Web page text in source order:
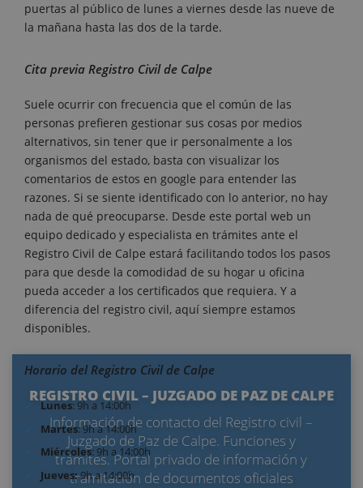
REGISTRO CIVIL – JUZGADO DE PAZ DE CALPE
Información de contacto del Registro civil –
Juzgado de Paz de Calpe. Funciones y
trámites. Portal privado de información y
tramitación de documentos oficiales
puertas al público de lunes a viernes desde las nueve de
la mañana hasta las dos de la tarde.
Cita previa Registro Civil de Calpe
Suele ocurrir con frecuencia que el común de las
personas prefieren gestionar sus cosas por medios
alternativos, sin tener que ir personalmente a los
organismos del estado, basta con visualizar los
comentarios de estos en google para entender las
razones. Si se siente identificado con lo anterior, no hay
nada de qué preocuparse. Desde este portal web un
equipo dedicado y especialista en trámites ante el
Registro Civil de Calpe estará facilitando todos los pasos
para que desde la comodidad de su hogar u oficina
pueda acceder a los certificados que requiera. Y a
diferencia del registro civil, aquí siempre estamos
disponibles.
Horario del Registro Civil de Calpe
Lunes: 9h a 14:00h
Martes: 9h a 14:00h
Miércoles: 9h a 14:00h
Jueves:9h a 14:00h